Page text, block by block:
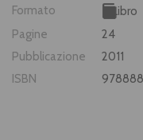
Formato
Libro
Pagine
24
Pubblicazione
2011
ISBN